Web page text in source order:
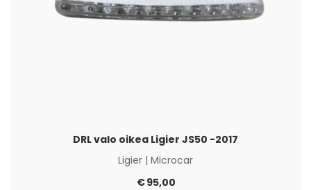
DRL valo oikea Ligier JS50 -2017
Ligier | Microcar
€95,00